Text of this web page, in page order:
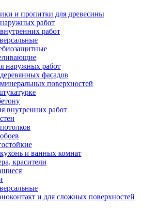
и пропитки для древесины
работ
работ
наружных работ
фасадов
поверхностей
внутренних работ
и ванных комнат
красители
и для сложных поверхностей